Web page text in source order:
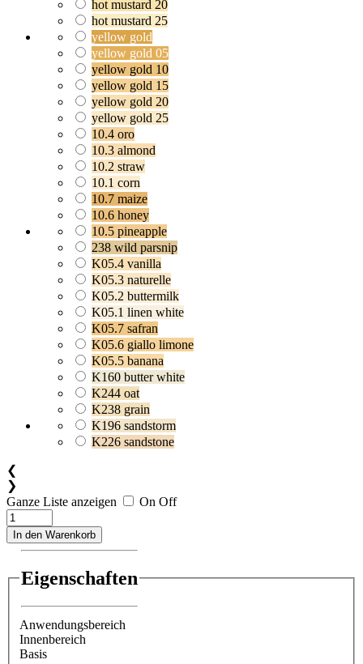
hot mustard 20
hot mustard 25
yellow gold
yellow gold 05
yellow gold 10
yellow gold 15
yellow gold 20
yellow gold 25
10.4 oro
10.3 almond
10.2 straw
10.1 corn
10.7 maize
10.6 honey
10.5 pineapple
238 wild parsnip
K05.4 vanilla
K05.3 naturelle
K05.2 buttermilk
K05.1 linen white
K05.7 safran
K05.6 giallo limone
K05.5 banana
K160 butter white
K244 oat
K238 grain
K196 sandstorm
K226 sandstone
❮
❯
Ganze Liste anzeigen
On Off
In den Warenkorb
Eigenschaften
Anwendungsbereich
Innenbereich
Basis